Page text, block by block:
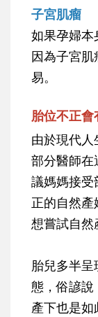
子宮肌瘤
如果孕婦
因為子宮
易。
胎位不正會
由於現代
部分醫師在
議媽媽接受
正的自然
想嘗試自然
胎兒多半
態，俗諺說
產下也是如